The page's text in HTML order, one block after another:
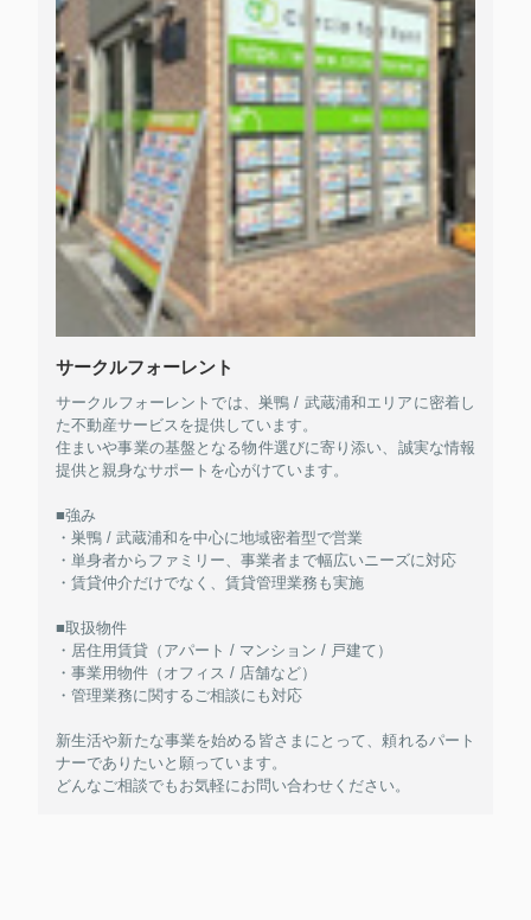
サークルフォーレント
サークルフォーレントでは、巣鴨 / 武蔵浦和エリアに密着し
た不動産サービスを提供しています。
住まいや事業の基盤となる物件選びに寄り添い、誠実な情報
提供と親身なサポートを心がけています。
■強み
・巣鴨 / 武蔵浦和を中心に地域密着型で営業
・単身者からファミリー、事業者まで幅広いニーズに対応
・賃貸仲介だけでなく、賃貸管理業務も実施
■取扱物件
・居住用賃貸（アパート / マンション / 戸建て）
・事業用物件（オフィス / 店舗など）
・管理業務に関するご相談にも対応
新生活や新たな事業を始める皆さまにとって、頼れるパート
ナーでありたいと願っています。
どんなご相談でもお気軽にお問い合わせください。